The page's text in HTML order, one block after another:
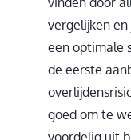
vergelijken
een optimale
de eerste
goed om te
voordelig uit